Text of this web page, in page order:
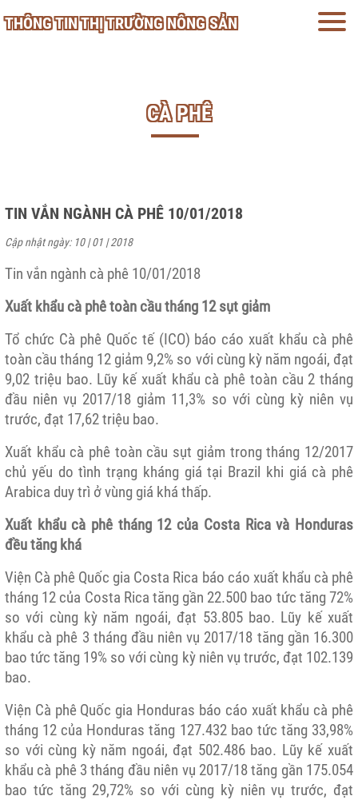
THÔNG TIN THỊ TRƯỜNG NÔNG SẢN
CÀ PHÊ
TIN VẮN NGÀNH CÀ PHÊ 10/01/2018
Cập nhật ngày: 10 | 01 | 2018
Tin vắn ngành cà phê 10/01/2018
Xuất khẩu cà phê toàn cầu tháng 12 sụt giảm
Tổ chức Cà phê Quốc tế (ICO) báo cáo xuất khẩu cà phê
toàn cầu tháng 12 giảm 9,2% so với cùng kỳ năm ngoái, đạt
9,02 triệu bao. Lũy kế xuất khẩu cà phê toàn cầu 2 tháng
đầu niên vụ 2017/18 giảm 11,3% so với cùng kỳ niên vụ
trước, đạt 17,62 triệu bao.
Xuất khẩu cà phê toàn cầu sụt giảm trong tháng 12/2017
chủ yếu do tình trạng kháng giá tại Brazil khi giá cà phê
Arabica duy trì ở vùng giá khá thấp.
Xuất khẩu cà phê tháng 12 của Costa Rica và Honduras
đều tăng khá
Viện Cà phê Quốc gia Costa Rica báo cáo xuất khẩu cà phê
tháng 12 của Costa Rica tăng gần 22.500 bao tức tăng 72%
so với cùng kỳ năm ngoái, đạt 53.805 bao. Lũy kế xuất
khẩu cà phê 3 tháng đầu niên vụ 2017/18 tăng gần 16.300
bao tức tăng 19% so với cùng kỳ niên vụ trước, đạt 102.139
bao.
Viện Cà phê Quốc gia Honduras báo cáo xuất khẩu cà phê
tháng 12 của Honduras tăng 127.432 bao tức tăng 33,98%
so với cùng kỳ năm ngoái, đạt 502.486 bao. Lũy kế xuất
khẩu cà phê 3 tháng đầu niên vụ 2017/18 tăng gần 175.054
bao tức tăng 29,72% so với cùng kỳ niên vụ trước, đạt